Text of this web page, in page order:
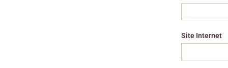
Site Internet